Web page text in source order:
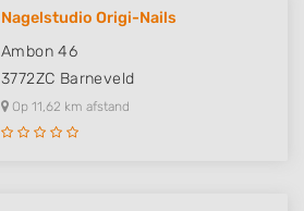
Nagelstudio Origi-Nails
Ambon 46
3772ZC Barneveld
Op 11,62 km afstand